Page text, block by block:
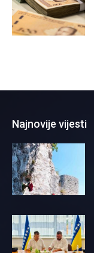
Najnovije vijesti